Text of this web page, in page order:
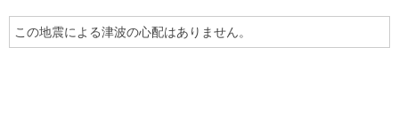
この地震による津波の心配はありません。